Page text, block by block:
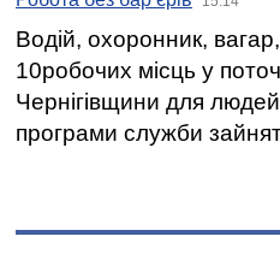
Водій, охоронник,
10робочих місць у
Чернігівщини для
програми служби